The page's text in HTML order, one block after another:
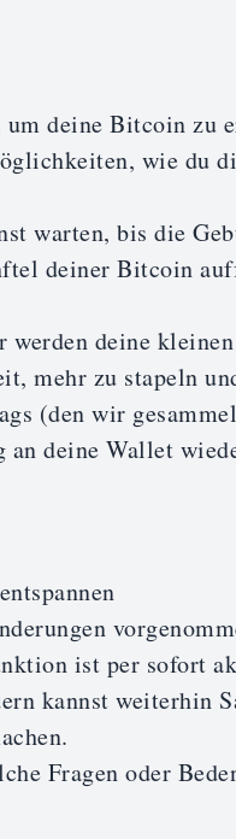
um deine Bitcoin zu
wie du
warten, bis die
deiner Bitcoin
werden deine
mehr zu stapeln
(den wir
deine Wallet
ist per sofort
kannst weiterhin
Fragen oder